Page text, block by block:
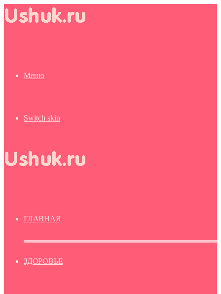
Меню
Switch skin
ГЛАВНАЯ
ЗДОРОВЬЕ